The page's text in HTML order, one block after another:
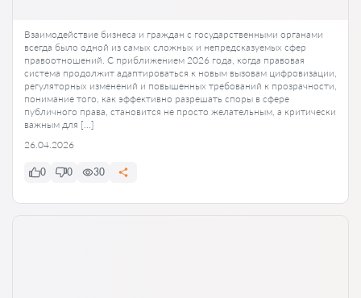
Взаимодействие бизнеса и граждан с государственными органами
всегда было одной из самых сложных и непредсказуемых сфер
правоотношений. С приближением 2026 года, когда правовая
система продолжит адаптироваться к новым вызовам цифровизации,
регуляторных изменений и повышенных требований к прозрачности,
понимание того, как эффективно разрешать споры в сфере
публичного права, становится не просто желательным, а критически
важным для […]
26.04.2026
0 0 30